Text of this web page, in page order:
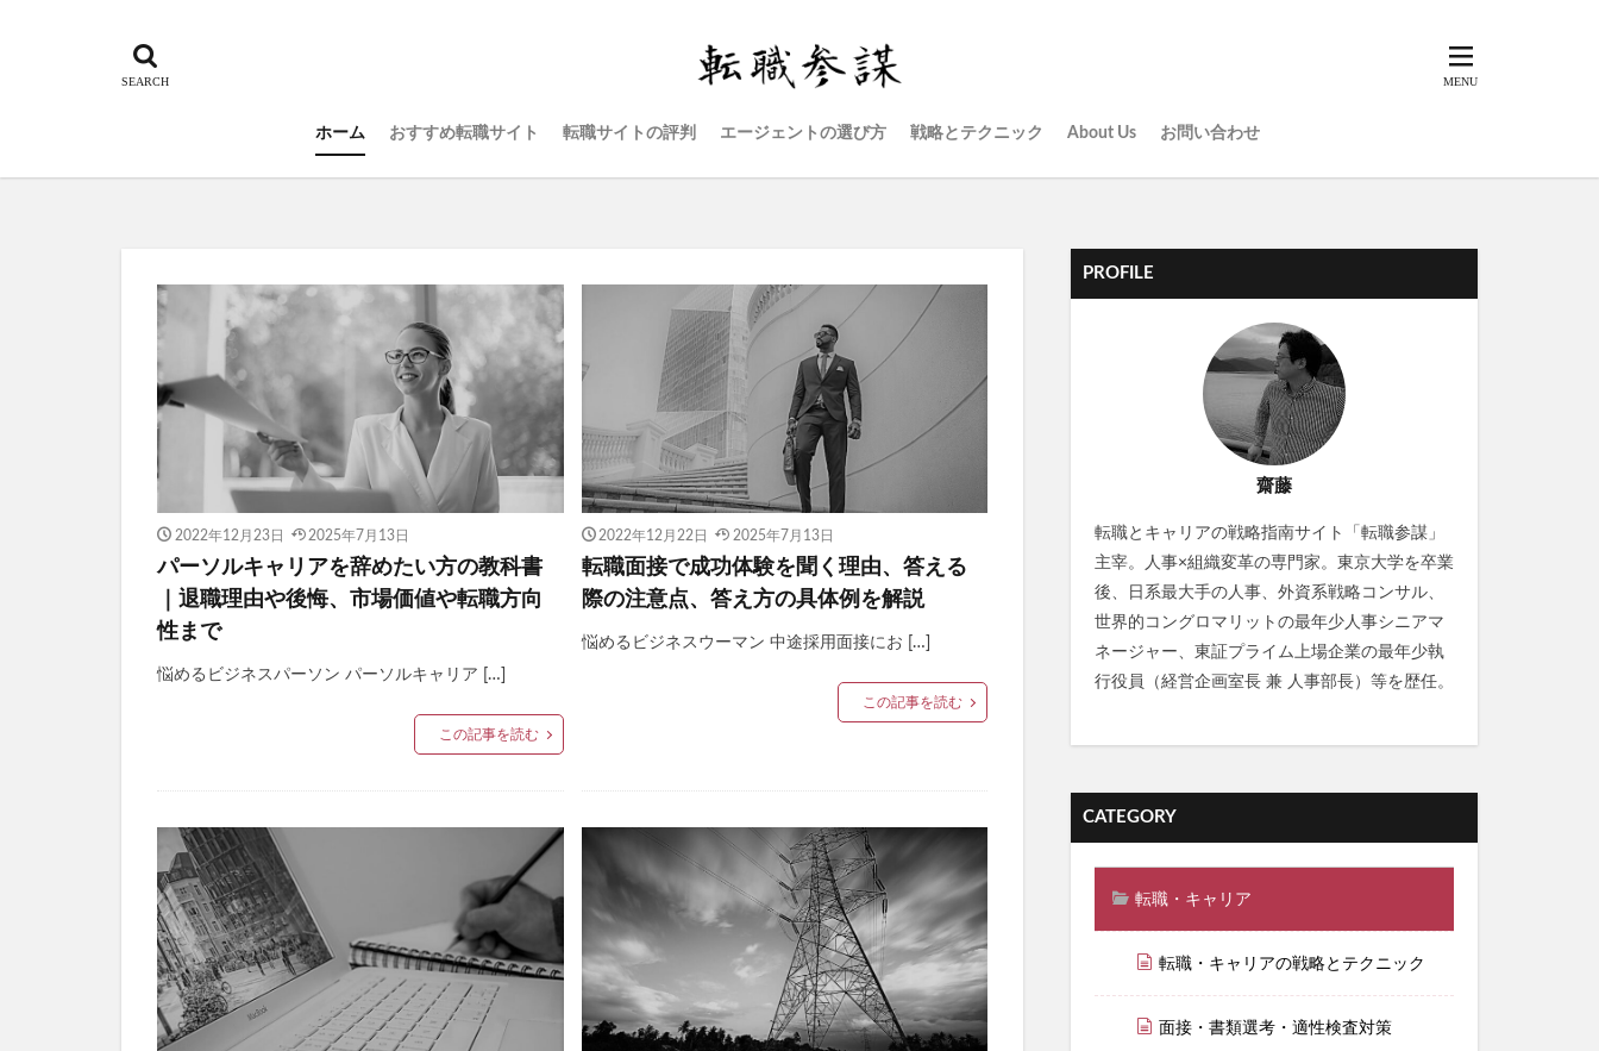
ホーム おすすめ転職サイト 転職サイトの評判 エージェントの選び方 戦略とテクニック About Us お問い合わせ
2022年12月23日 2025年7月13日
パーソルキャリアを辞めたい方の教科書
｜退職理由や後悔、市場価値や転職方向
性まで
悩めるビジネスパーソン パーソルキャリア […]
この記事を読む
2022年12月22日 2025年7月13日
転職面接で成功体験を聞く理由、答える
際の注意点、答え方の具体例を解説
悩めるビジネスウーマン 中途採用面接にお […]
この記事を読む
PROFILE
齋藤
転職とキャリアの戦略指南サイト「転職参謀」
主宰。人事×組織変革の専門家。東京大学を卒業
後、日系最大手の人事、外資系戦略コンサル、
世界的コングロマリットの最年少人事シニアマ
ネージャー、東証プライム上場企業の最年少執
行役員（経営企画室長 兼 人事部長）等を歴任。
CATEGORY
転職・キャリア
転職・キャリアの戦略とテクニック
面接・書類選考・適性検査対策